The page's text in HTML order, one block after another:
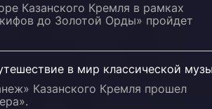
Казанского Кремля в рамках
до Золотой Орды» пройдет
в мир классической
Казанского Кремля прошел